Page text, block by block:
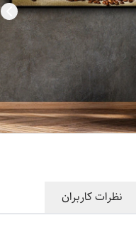
نظرات کاربران